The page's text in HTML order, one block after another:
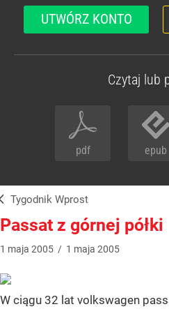
UTWÓRZ KONTO
Czytaj lub
pdf epub
Tygodnik Wprost
Passat z górnej półki
1 maja 2005 / 1 maja 2005
W ciągu 32 lat volkswagen